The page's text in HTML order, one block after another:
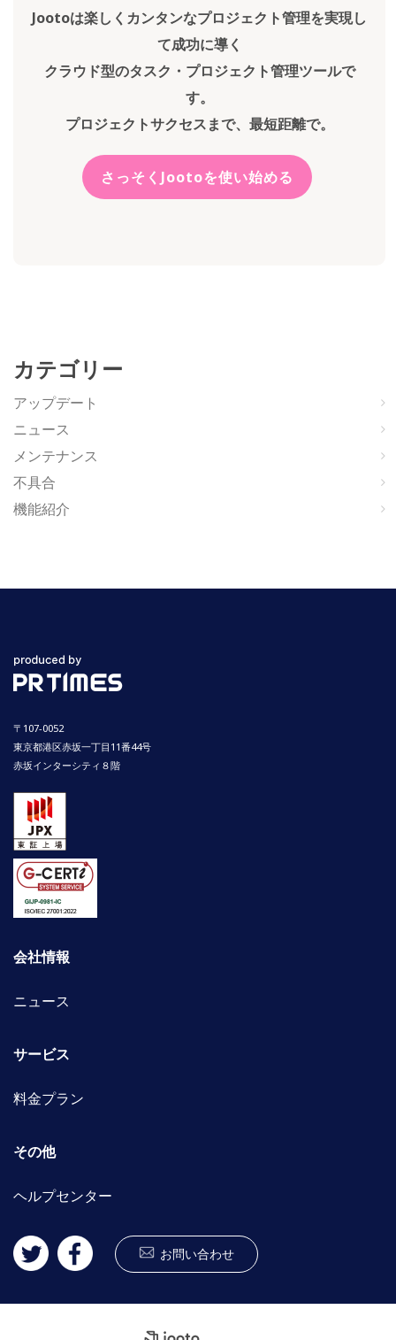
Jootoは楽しくカンタンなプロジェクト管理を実現し
て成功に導く
クラウド型のタスク・プロジェクト管理ツールで
す。
プロジェクトサクセスまで、最短距離で。
さっそくJootoを使い始める
カテゴリー
アップデート
ニュース
メンテナンス
不具合
機能紹介
〒107-0052
東京都港区赤坂一丁目11番44号
赤坂インターシティ８階
会社情報
ニュース
サービス
料金プラン
その他
ヘルプセンター
お問い合わせ